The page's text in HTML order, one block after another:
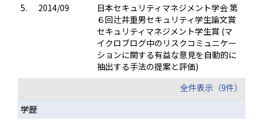
5.
2014/09
日本セキュリティマネジメント学会 第
６回辻井重男セキュリティ学生論文賞
セキュリティマネジメント学生賞 (マ
イクロブログ中のリスクコミュニケー
ションに関する有益な意見を自動的に
抽出する手法の提案と評価)
全件表示（9件）
学歴